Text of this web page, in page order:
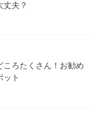
丈夫？
ころたくさん！お勧め
ット